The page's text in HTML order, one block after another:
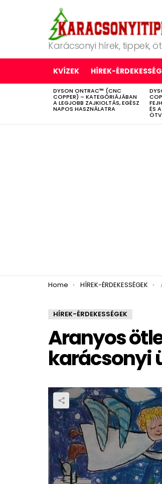
Karácsonyi hírek, tippek,
KVÍZEK HÍREK-
LATEST
STORIES
DYSON ONTRAC™ (CNC
COPPER) – KATEGÓRIÁJÁBAN
A LEGJOBB ZAJKIOLTÁS, EGÉSZ
NAPOS HASZNÁLATRA ÉS
You are here:
Home HÍREK-ÉRDEKESSÉGEK
HÍREK-ÉRDEKESSÉGEK
Aranyos
karácsonyi